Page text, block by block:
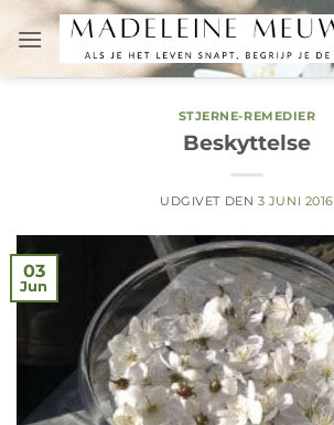
Fortsæt
indhold
STJERNE-REMEDIER
Beskyttelse
UDGIVET DEN 3 JUNI 2016
03
Jun